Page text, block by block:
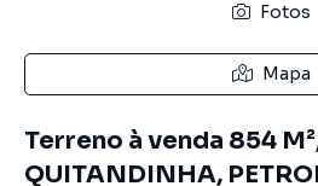
Fotos
Mapa
Terreno à venda 854
QUITANDINHA,